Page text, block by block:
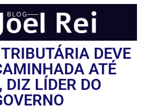
DEVE
ATÉ
DIZ LÍDER DO